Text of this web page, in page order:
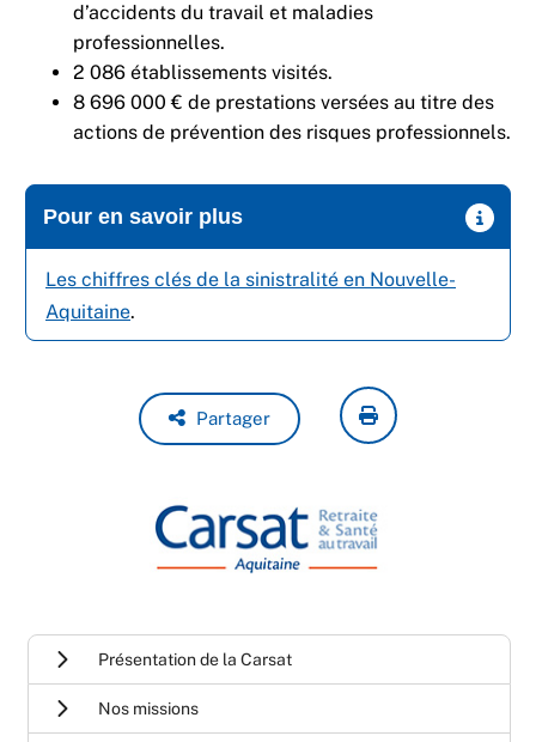
d’accidents du travail et maladies
professionnelles.
2 086 établissements visités.
8 696 000 € de prestations versées au titre des
actions de prévention des risques professionnels.
Pour en savoir plus
Les chiffres clés de la sinistralité en Nouvelle-
Aquitaine.
Partager
Présentation de la Carsat
Nos missions